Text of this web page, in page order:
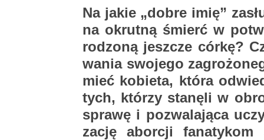
Na jakie „dobre imię”
na okrut­ną śmierć w
ro­dzo­ną jesz­cze córkę?
wa­nia swo­je­go
mieć ko­bie­ta, która
tych, któ­rzy sta­nę­li w
spra­wę i po­zwa­la­ją­ca
za­cję abor­cji